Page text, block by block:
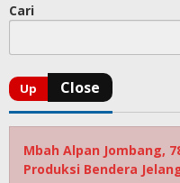
Cari
Mbah Alpan Jombang,
Produksi Bendera